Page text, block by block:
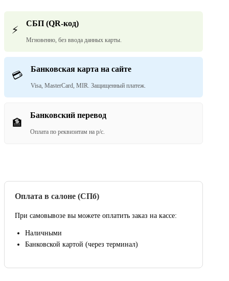
⚡
СБП (QR-код)
Мгновенно, без ввода данных карты.
💳
Банковская карта на сайте
Visa, MasterCard, MIR. Защищенный платеж.
🏦
Банковский перевод
Оплата по реквизитам на р/с.
Оплата в салоне (СПб)
При самовывозе вы можете оплатить заказ на кассе:
Наличными
Банковской картой (через терминал)